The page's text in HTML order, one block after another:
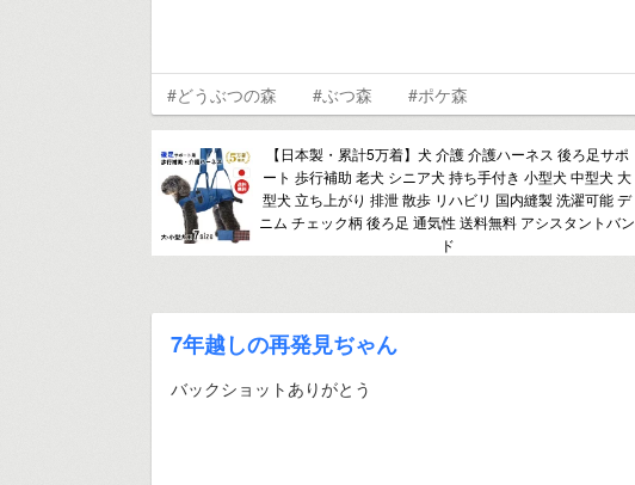
#どうぶつの森 #ぶつ森 #ポケ森
【日本製・累計5万着】犬 介護 介護ハーネス 後ろ足サポ
ート 歩行補助 老犬 シニア犬 持ち手付き 小型犬 中型犬 大
型犬 立ち上がり 排泄 散歩 リハビリ 国内縫製 洗濯可能 デ
ニム チェック柄 後ろ足 通気性 送料無料 アシスタントバン
ド
7年越しの再発見ぢゃん
バックショットありがとう